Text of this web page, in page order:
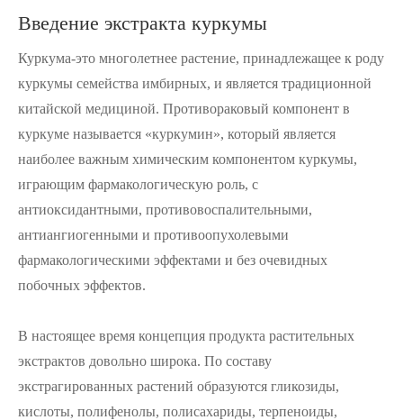
Введение экстракта куркумы
Куркума-это многолетнее растение, принадлежащее к роду
куркумы семейства имбирных, и является традиционной
китайской медициной. Противораковый компонент в
куркуме называется «куркумин», который является
наиболее важным химическим компонентом куркумы,
играющим фармакологическую роль, с
антиоксидантными, противовоспалительными,
антиангиогенными и противоопухолевыми
фармакологическими эффектами и без очевидных
побочных эффектов.
В настоящее время концепция продукта растительных
экстрактов довольно широка. По составу
экстрагированных растений образуются гликозиды,
кислоты, полифенолы, полисахариды, терпеноиды,